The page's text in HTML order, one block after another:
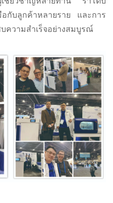
กับลูกค้าหลายราย และการ
ความสำเร็จอย่างสมบูรณ์